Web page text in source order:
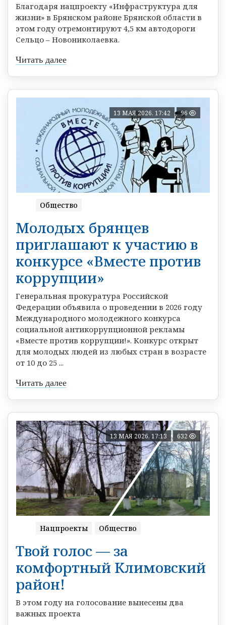
Благодаря нацпроекту «Инфраструктура для
жизни» в Брянском районе Брянской области в
этом году отремонтируют 4,5 км автодороги
Сельцо – Новониколаевка.
Читать далее
13 МАЯ 2026, 17:42 96
Общество
Молодых брянцев
приглашают к участию в
конкурсе «Вместе против
коррупции»
Генеральная прокуратура Российской
Федерации объявила о проведении в 2026 году
Международного молодежного конкурса
социальной антикоррупционной рекламы
«Вместе против коррупции!». Конкурс открыт
для молодых людей из любых стран в возрасте
от 10 до 25 ...
Читать далее
13 МАЯ 2026, 17:13 632
Нацпроекты Общество
Твой голос — за
комфортный Климовский
район!
В этом году на голосование вынесены два
важных проекта